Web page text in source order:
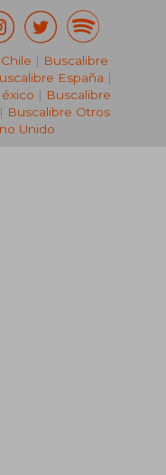
| Buscalibre
España |
| Buscalibre
Buscalibre Otros
Unido